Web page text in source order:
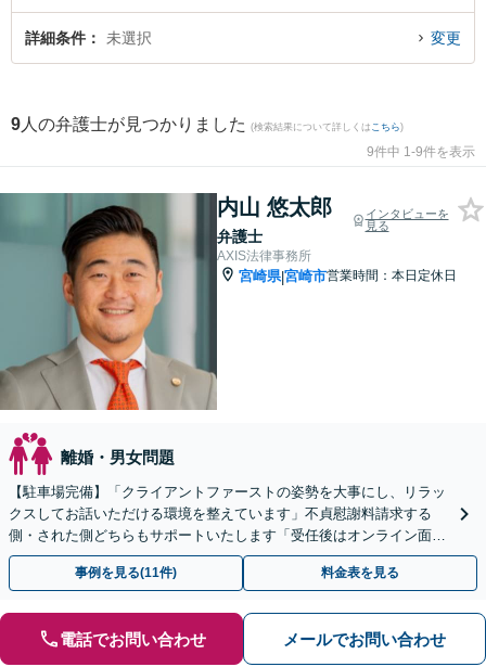
で離婚・男女問題を法律相談できる宮崎市内の弁護士に相談予約したい』など
でお困りの相談者さんにおすすめです。
詳細条件 未選択 変更
9 人の弁護士が見つかりました (検索結果について詳しくは こちら)
9件中 1-9件を表示
内山 悠太郎
弁護士
インタビューを
見る
AXIS法律事務所
宮崎県|宮崎市営業時間：本日定休日
離婚・男女問題
【駐車場完備】「クライアントファーストの姿勢を大事にし、リラッ
クスしてお話いただける環境を整えています」不貞慰謝料請求する
側・された側どちらもサポートいたします「受任後はオンライン面談
やLINEチャット相談に対応」【休日・夜間相談可】
事例を見る(11件) 料金表を見る
電話でお問い合わせ メールでお問い合わせ